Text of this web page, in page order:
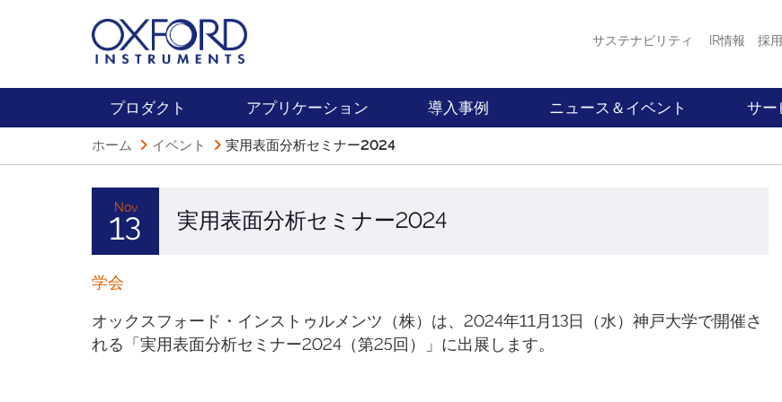
サステナビリティ IR情報 採
プロダクト アプリケーション 導入事例 ニュース＆イベント サー
ホーム イベント 実用表面分析セミナー2024
Nov
13 実用表面分析セミナー2024
学会
オックスフォード・インストゥルメンツ（株）は、2024年11月13日（水）神戸大学で開催さ
れる「実用表面分析セミナー2024（第25回）」に出展します。